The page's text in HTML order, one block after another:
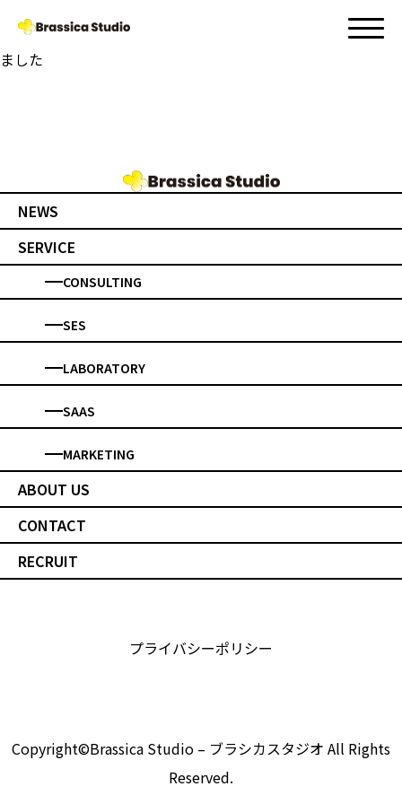
タグ:札幌
ブラシカスタジオは大札新パートナーズに加入し
ました
NEWS
SERVICE
CONSULTING
SES
LABORATORY
SAAS
MARKETING
ABOUT US
CONTACT
RECRUIT
プライバシーポリシー
Copyright©Brassica Studio – ブラシカスタジオ All Rights
Reserved.